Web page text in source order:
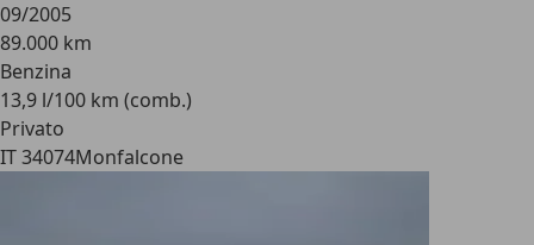
09/2005
89.000 km
Benzina
13,9 l/100 km (comb.)
Privato
IT 34074Monfalcone